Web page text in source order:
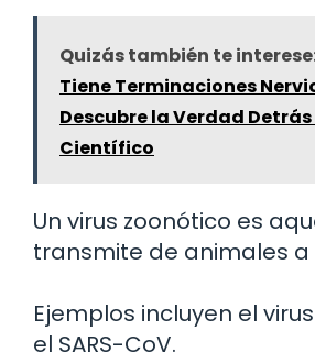
Quizás también te
Tiene Terminaciones
Descubre la Verdad Detrás
Científico
Un virus zoonótico es
transmite de animales a
Ejemplos incluyen el
el SARS-CoV.